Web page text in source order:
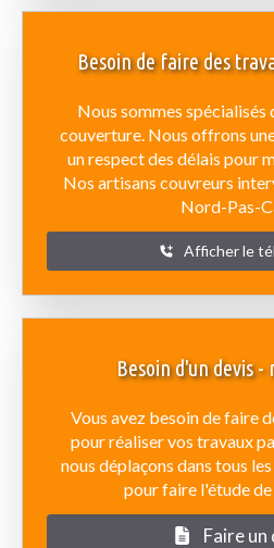
Besoin de faire des
Nous sommes spécialisés
couverture. Nous offrons
un respect des délais pour
Nos artisans couvreurs
Nord-Pas-
Afficher le
Besoin d'un devis -
Vous avez besoin de faire
pour réaliser vos travaux
nous déplaçons dans tous
pour faire l'étude
Faire un